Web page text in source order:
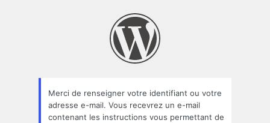
oublié
Merci de renseigner votre identifiant ou votre
adresse e-mail. Vous recevrez un e-mail
contenant les instructions vous permettant de